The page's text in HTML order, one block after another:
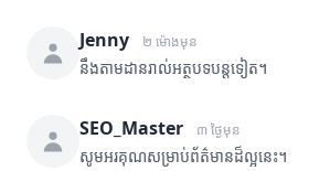
Jenny ២ ម៉ោងមុន
នឹងតាមដានរាល់អត្ថបទបន្តទៀត។
SEO_Master ៣ ថ្ងៃមុន
សូមអរគុណសម្រាប់ព័ត៌មានដ៏ល្អនេះ។